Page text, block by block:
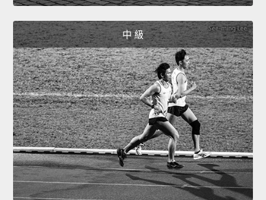
中 級